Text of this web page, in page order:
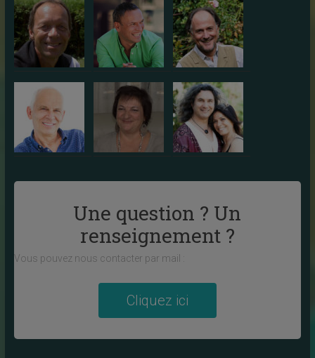
Une question ? Un
renseignement ?
Vous pouvez nous contacter par mail :
Cliquez ici